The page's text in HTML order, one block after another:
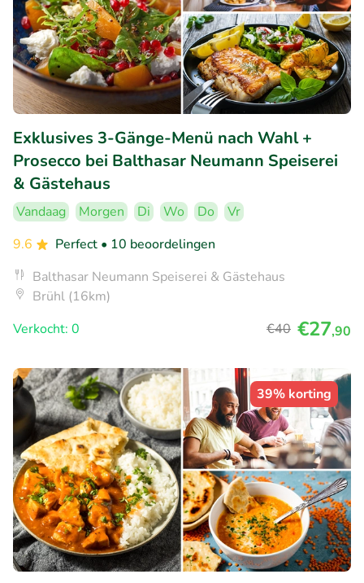
Exklusives 3-Gänge-Menü nach Wahl +
Prosecco bei Balthasar Neumann Speiserei
& Gästehaus
Vandaag Morgen Di Wo Do
Vr
9.6
Perfect • 10 beoordelingen
Balthasar Neumann Speiserei & Gästehaus
Brühl (16km)
Verkocht: 0
€40 €27,90
39% korting